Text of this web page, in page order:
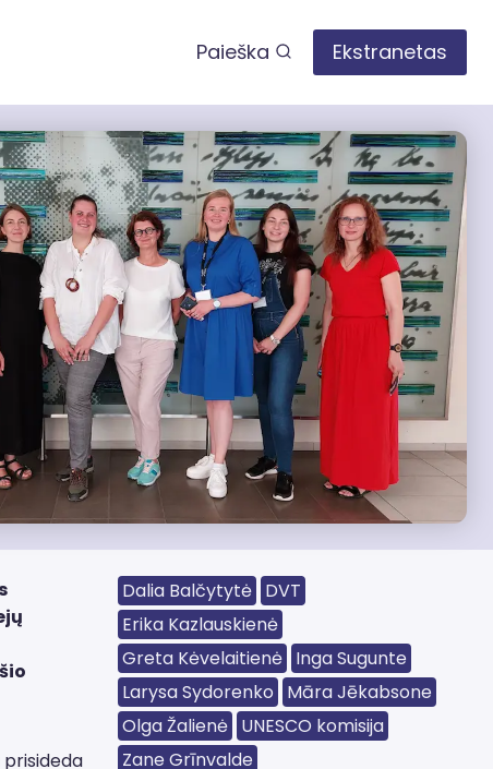
Paieška Ekstranetas
prisideda
Dalia Balčytytė DVT
Erika Kazlauskienė
Greta Kėvelaitienė Inga Sugunte
Larysa Sydorenko
Māra Jēkabsone
Olga Žalienė UNESCO komisija
Zane Grīnvalde